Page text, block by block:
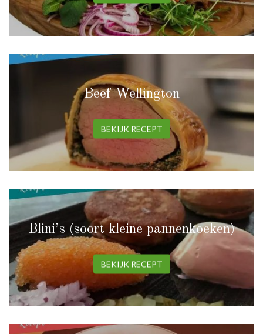
Beef Wellington
BEKIJK RECEPT
Blini’s (soort kleine pannenkoeken)
BEKIJK RECEPT